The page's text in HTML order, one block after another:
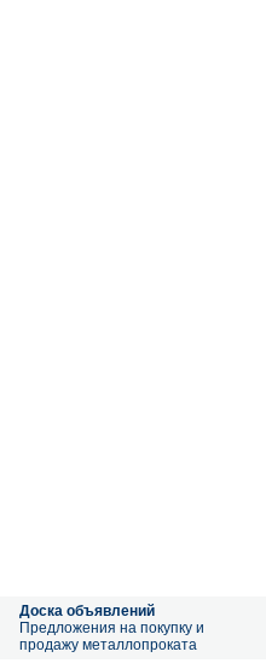
Доска объявлений
Предложения на покупку и
продажу металлопроката